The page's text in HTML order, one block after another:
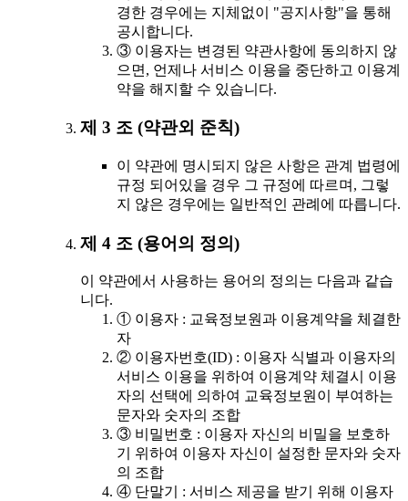
경한 경우에는 지체없이 "공지사항"을 통해
공시합니다.
③ 이용자는 변경된 약관사항에 동의하지 않
으면, 언제나 서비스 이용을 중단하고 이용계
약을 해지할 수 있습니다.
제 3 조 (약관외 준칙)
이 약관에 명시되지 않은 사항은 관계 법령에
규정 되어있을 경우 그 규정에 따르며, 그렇
지 않은 경우에는 일반적인 관례에 따릅니다.
제 4 조 (용어의 정의)
이 약관에서 사용하는 용어의 정의는 다음과 같습
니다.
① 이용자 : 교육정보원과 이용계약을 체결한
자
② 이용자번호(ID) : 이용자 식별과 이용자의
서비스 이용을 위하여 이용계약 체결시 이용
자의 선택에 의하여 교육정보원이 부여하는
문자와 숫자의 조합
③ 비밀번호 : 이용자 자신의 비밀을 보호하
기 위하여 이용자 자신이 설정한 문자와 숫자
의 조합
④ 단말기 : 서비스 제공을 받기 위해 이용자